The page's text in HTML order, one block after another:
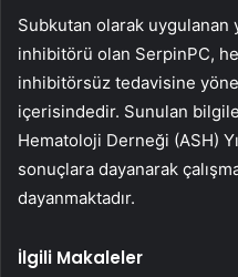
Subkutan olarak
inhibitörü olan SerpinPC,
inhibitörsüz tedavisine
içerisindedir. Sunulan
Hematoloji Derneği (ASH)
sonuçlara dayanarak
dayanmaktadır.
İlgili Makaleler